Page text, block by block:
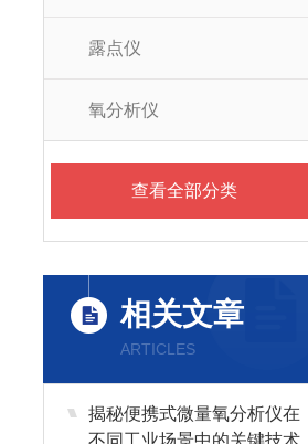
露点仪
氧分析仪
查看全部分类
相关文章
ARTICLES
揭秘便携式微量氧分析仪在
不同工业场景中的关键技术